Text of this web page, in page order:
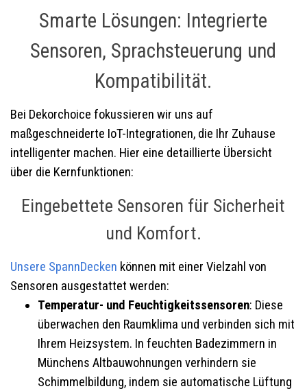
Smarte Lösungen: Integrierte
Sensoren, Sprachsteuerung und
Kompatibilität.
Bei Dekorchoice fokussieren wir uns auf
maßgeschneiderte IoT-Integrationen, die Ihr Zuhause
intelligenter machen. Hier eine detaillierte Übersicht
über die Kernfunktionen:
Eingebettete Sensoren für Sicherheit
und Komfort.
Unsere SpannDecken können mit einer Vielzahl von
Sensoren ausgestattet werden:
Temperatur- und Feuchtigkeitssensoren: Diese
überwachen den Raumklima und verbinden sich mit
Ihrem Heizsystem. In feuchten Badezimmern in
Münchens Altbauwohnungen verhindern sie
Schimmelbildung, indem sie automatische Lüftung